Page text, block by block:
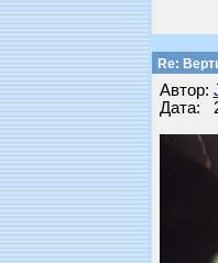
Re:
Автор:
Дата: